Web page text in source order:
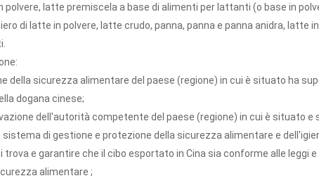
polvere, latte premiscela a base di alimenti per lattanti (o base in
di latte in polvere, latte crudo, panna, panna e panna anidra, latte
della sicurezza alimentare del paese (regione) in cui è situato ha
dogana cinese;
dell'autorità competente del paese (regione) in cui è situato
di gestione e protezione della sicurezza alimentare e
trova e garantire che il cibo esportato in Cina sia conforme alle leggi
alimentare ;